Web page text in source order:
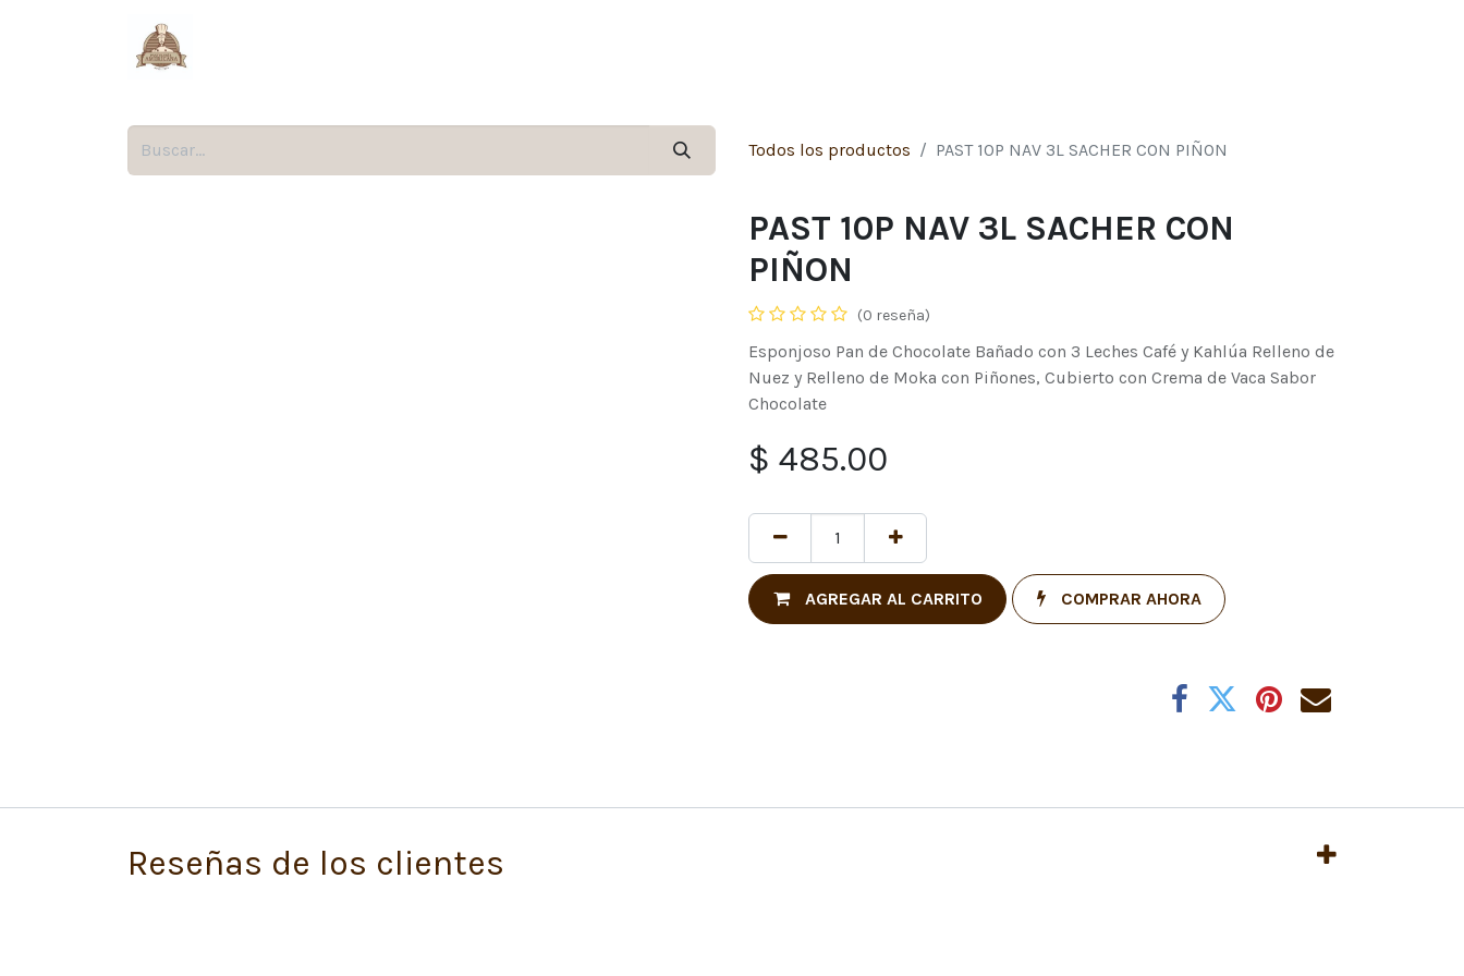
Todos los productos PAST 10P NAV 3L SACHER CON PIÑON
PAST 10P NAV 3L SACHER CON
PIÑON
(0 reseña)
Esponjoso Pan de Chocolate Bañado con 3 Leches Café y Kahlúa Relleno de
Nuez y Relleno de Moka con Piñones, Cubierto con Crema de Vaca Sabor
Chocolate
$ 485.00
AGREGAR AL CARRITO COMPRAR AHORA
Reseñas de los clientes